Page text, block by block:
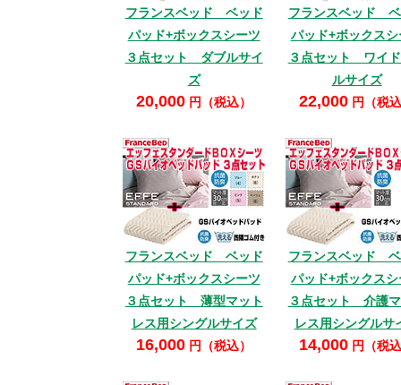
フランスベッド ベッド
パッド+ボックスシーツ
３点セット ダブルサイ
ズ
20,000 円（税込）
フランスベッド
パッド+ボックスシ
３点セット ワイ
ルサイズ
22,000 円（税
フランスベッド ベッド
パッド+ボックスシーツ
３点セット 薄型マット
レス用シングルサイズ
16,000 円（税込）
フランスベッド
パッド+ボックスシ
３点セット 介護
レス用シングルサ
14,000 円（税